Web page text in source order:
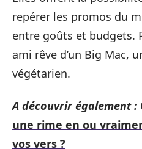
repérer les promos du
entre goûts et budgets.
ami rêve d’un Big Mac,
végétarien.
A découvrir également :
une rime en ou
vos vers ?